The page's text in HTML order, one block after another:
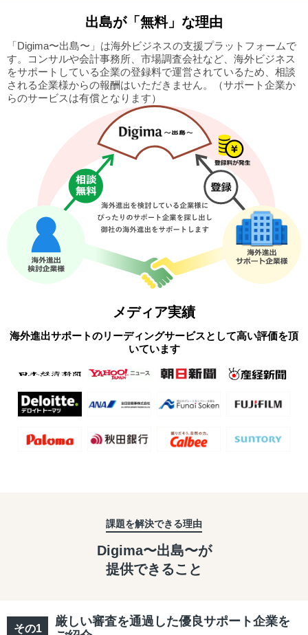
出島が「無料」な理由
「Digima〜出島〜」は海外ビジネスの支援プラットフォームで
す。
コンサルや会計事務所、市場調査会社など、海外ビジネス
をサポートしている企業の登録料で運営されているため、相談
される企業様からの報酬はいただきません。
（サポート企業か
らのサービスは有償となります）
メディア実績
海外進出サポートのリーディングサービスとして高い評価を頂
いています
課題を解決できる理由
Digima〜出島〜が
提供できること
厳しい審査を通過した優良サポート企業を